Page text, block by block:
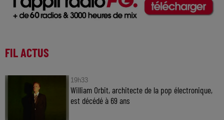
FIL ACTUS
19h33
William Orbit, architecte de la pop électronique,
est décédé à 69 ans